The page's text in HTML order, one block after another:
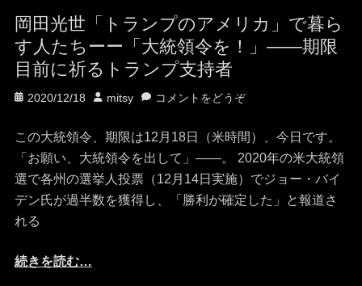
岡田光世「トランプのアメリカ」で暮ら
す人たちーー「大統領令を！」――期限
目前に祈るトランプ支持者
投
日
2020/12/18
投 mitsy コメントをどうぞ
この大統領令、期限は12月18日（米時間）、今日です。
「お願い、大統領令を出して」――。 2020年の米大統領
選で各州の選挙人投票（12月14日実施）でジョー・バイ
デン氏が過半数を獲得し、「勝利が確定した」と報道さ
れる
続きを読む…